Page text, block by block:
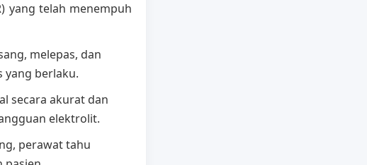
yang telah menempuh
melepas, dan
yang berlaku.
secara akurat dan
elektrolit.
perawat tahu